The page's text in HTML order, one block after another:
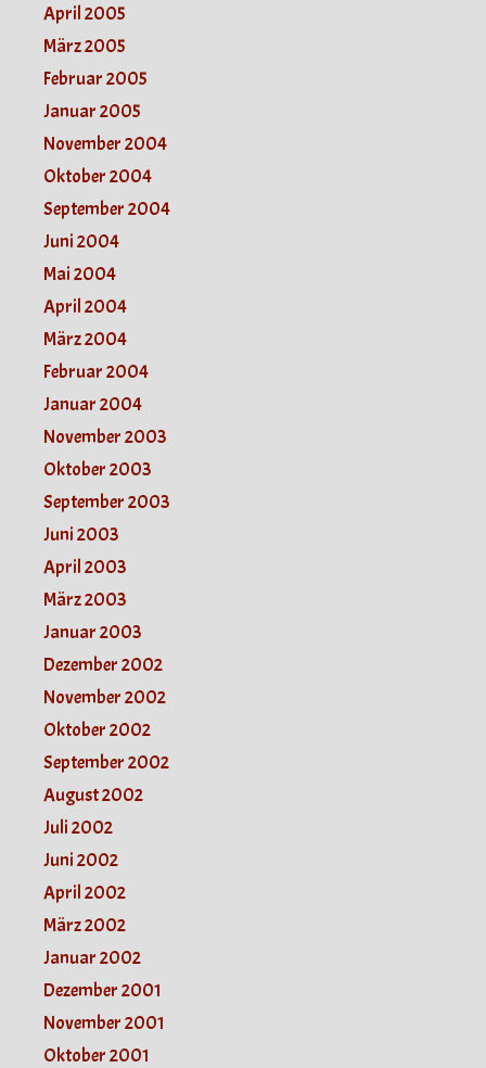
April 2005
März 2005
Februar 2005
Januar 2005
November 2004
Oktober 2004
September 2004
Juni 2004
Mai 2004
April 2004
März 2004
Februar 2004
Januar 2004
November 2003
Oktober 2003
September 2003
Juni 2003
April 2003
März 2003
Januar 2003
Dezember 2002
November 2002
Oktober 2002
September 2002
August 2002
Juli 2002
Juni 2002
April 2002
März 2002
Januar 2002
Dezember 2001
November 2001
Oktober 2001